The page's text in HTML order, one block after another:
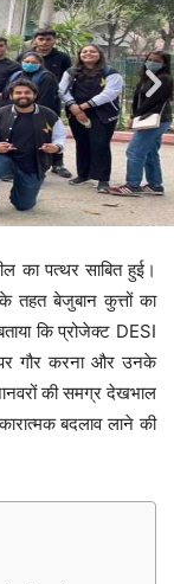
का पत्थर साबित हुई।
तहत बेजुबान कुत्तों का
कि प्रोजेक्ट DESI
गौर करना और उनके
की समग्र देखभाल
बदलाव लाने की